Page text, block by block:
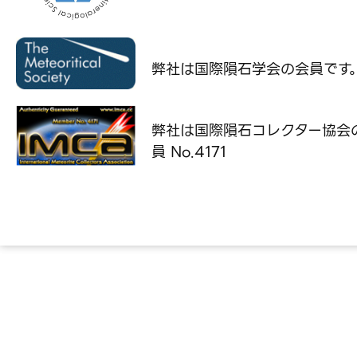
弊社は国際隕石学会の会員です
弊社は国際隕石コレクター協会
員 No.4171